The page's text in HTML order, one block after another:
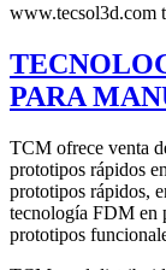
www.tecsol3d.com
PARA
TCM ofrece venta
prototipos rápidos
prototipos rápidos,
tecnología FDM en
prototipos